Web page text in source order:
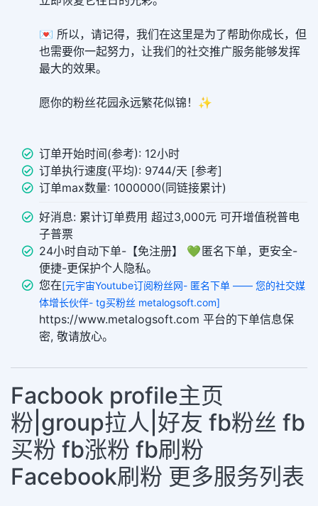
💌 所以，请记得，我们在这里是为了帮助你成长，但
也需要你一起努力，让我们的社交推广服务能够发挥
最大的效果。
愿你的粉丝花园永远繁花似锦！✨
订单开始时间(参考): 12小时
订单执行速度(平均): 9744/天 [参考]
订单max数量: 1000000(同链接累计)
好消息: 累计订单费用 超过3,000元 可开增值税普电
子普票
24小时自动下单-【免注册】 💚 匿名下单，更安全-
便捷-更保护个人隐私。
您在[元宇宙Youtube订阅粉丝网- 匿名下单 —— 您的社交媒
体增长伙伴- tg买粉丝 metalogsoft.com]
https://www.metalogsoft.com 平台的下单信息保
密, 敬请放心。
Facbook profile主页
粉|group拉人|好友 fb粉丝 fb
买粉 fb涨粉 fb刷粉
Facebook刷粉 更多服务列表